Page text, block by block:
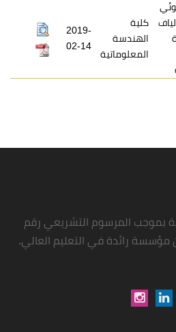
كلية
الهندسة
المعلوماتية
2019-
02-14
بموجب المرسوم التشريعي رقم